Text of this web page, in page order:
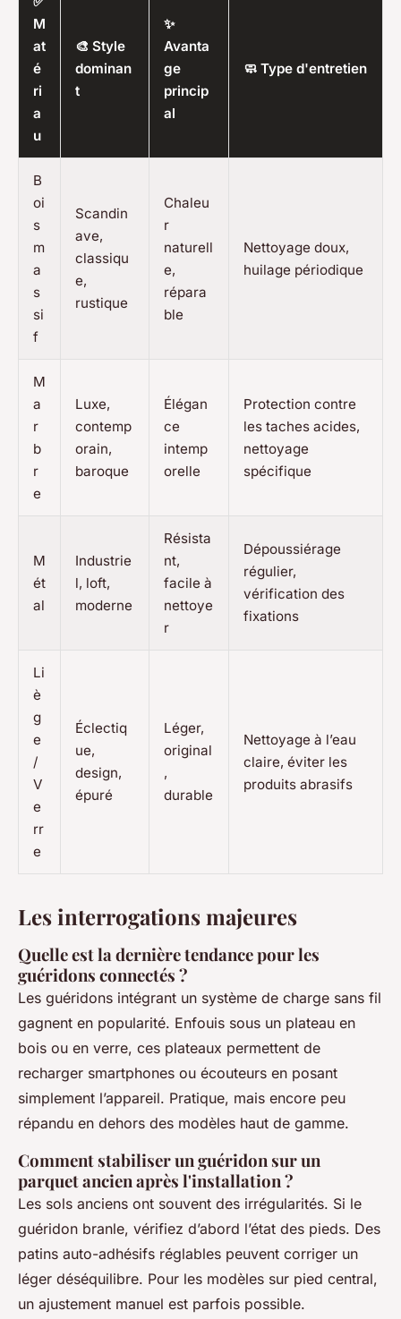
M
at
é
ri
a
u
🎨 Style
dominan
t
✨
Avanta
ge
princip
al
🧼 Type d'entretien
B
oi
s
m
a
s
si
f
Scandin
ave,
classiqu
e,
rustique
Chaleu
r
naturell
e,
répara
ble
Nettoyage doux,
huilage périodique
M
a
r
b
r
e
Luxe,
contemp
orain,
baroque
Élégan
ce
intemp
orelle
Protection contre
les taches acides,
nettoyage
spécifique
M
ét
al
Industrie
l, loft,
moderne
Résista
nt,
facile à
nettoye
r
Dépoussiérage
régulier,
vérification des
fixations
Li
è
g
e
/
V
e
rr
e
Éclectiq
ue,
design,
épuré
Léger,
original
,
durable
Nettoyage à l’eau
claire, éviter les
produits abrasifs
Les interrogations majeures
Quelle est la dernière tendance pour les
guéridons connectés ?
Les guéridons intégrant un système de charge sans fil
gagnent en popularité. Enfouis sous un plateau en
bois ou en verre, ces plateaux permettent de
recharger smartphones ou écouteurs en posant
simplement l’appareil. Pratique, mais encore peu
répandu en dehors des modèles haut de gamme.
Comment stabiliser un guéridon sur un
parquet ancien après l'installation ?
Les sols anciens ont souvent des irrégularités. Si le
guéridon branle, vérifiez d’abord l’état des pieds. Des
patins auto-adhésifs réglables peuvent corriger un
léger déséquilibre. Pour les modèles sur pied central,
un ajustement manuel est parfois possible.